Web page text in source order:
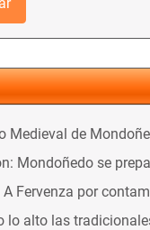
Medieval de
Mondoñedo se
Fervenza por
lo alto las